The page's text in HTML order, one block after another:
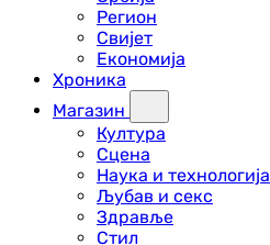
Регион
Свијет
Економија
Хроника
Магазин
Култура
Сцена
Наука и технологија
Љубав и секс
Здравље
Стил